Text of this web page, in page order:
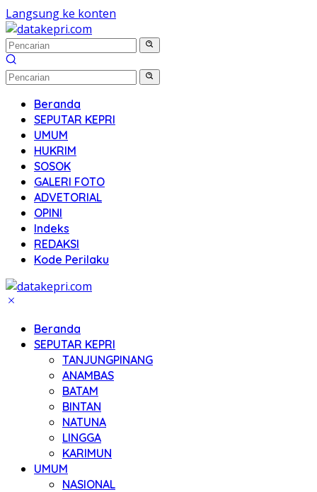
Langsung ke konten
Beranda
SEPUTAR KEPRI
UMUM
HUKRIM
SOSOK
GALERI FOTO
ADVETORIAL
OPINI
Indeks
REDAKSI
Kode Perilaku
Beranda
SEPUTAR KEPRI
TANJUNGPINANG
ANAMBAS
BATAM
BINTAN
NATUNA
LINGGA
KARIMUN
UMUM
NASIONAL